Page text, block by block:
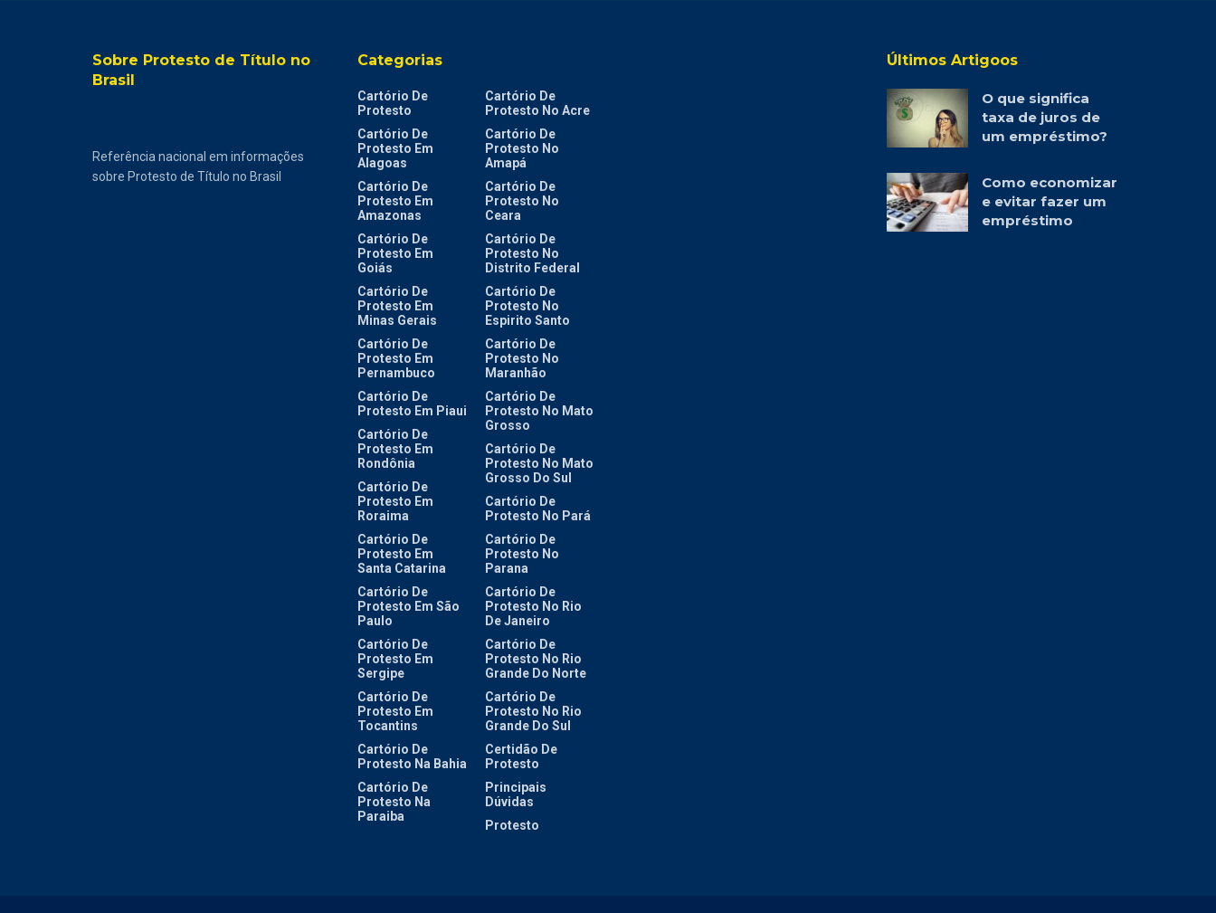
Sobre Protesto de Título no
Brasil
Referência nacional em informações
sobre Protesto de Título no Brasil
Categorias
Cartório De
Protesto
Cartório De
Protesto Em
Alagoas
Cartório De
Protesto Em
Amazonas
Cartório De
Protesto Em
Goiás
Cartório De
Protesto Em
Minas Gerais
Cartório De
Protesto Em
Pernambuco
Cartório De
Protesto Em Piaui
Cartório De
Protesto Em
Rondônia
Cartório De
Protesto Em
Roraima
Cartório De
Protesto Em
Santa Catarina
Cartório De
Protesto Em São
Paulo
Cartório De
Protesto Em
Sergipe
Cartório De
Protesto Em
Tocantins
Cartório De
Protesto Na Bahia
Cartório De
Protesto Na
Paraiba
Cartório De
Protesto No Acre
Cartório De
Protesto No
Amapá
Cartório De
Protesto No
Ceara
Cartório De
Protesto No
Distrito Federal
Cartório De
Protesto No
Espirito Santo
Cartório De
Protesto No
Maranhão
Cartório De
Protesto No Mato
Grosso
Cartório De
Protesto No Mato
Grosso Do Sul
Cartório De
Protesto No Pará
Cartório De
Protesto No
Parana
Cartório De
Protesto No Rio
De Janeiro
Cartório De
Protesto No Rio
Grande Do Norte
Cartório De
Protesto No Rio
Grande Do Sul
Certidão De
Protesto
Principais
Dúvidas
Protesto
Últimos Artigoos
O que significa
taxa de juros de
um empréstimo?
Como economizar
e evitar fazer um
empréstimo